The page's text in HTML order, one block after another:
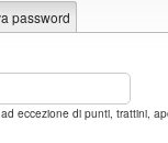
password
eccezione di punti, trattini,